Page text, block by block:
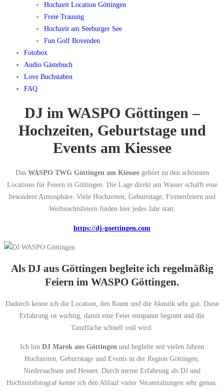
Hochzeit Location Göttingen
Freie Trauung
Hochzeit am Seeburger See
Fun Golf Bovenden
Fotobox
Audio Gästebuch
Love Buchstaben
FAQ
DJ im WASPO Göttingen –
Hochzeiten, Geburtstage und
Events am Kiessee
Das WASPO TWG Göttingen am Kiesseegehört zu den schönsten
Locations für Feiern in Göttingen. Die Lage direkt am Wasser schafft eine
besondere Atmosphäre. Viele Hochzeiten, Geburtstage, Firmenfeiern und
Weihnachtsfeiern finden hier jedes Jahr statt.
https://dj-goettingen.com
Als DJ aus Göttingen begleite ich regelmäßig
Feiern im WASPO Göttingen.
Dadurch kenne ich die Location, den Raum und die Akustik sehr gut. Diese
Erfahrung ist wichtig, damit eine Feier entspannt beginnt und die
Tanzfläche schnell voll wird.
Ich bin DJ Marek aus Göttingen und begleite seit vielen Jahren
Hochzeiten, Geburtstage und Events in der Region Göttingen,
Niedersachsen und Hessen. Durch meine Erfahrung als DJ und
Hochzeitsfotograf kenne ich den Ablauf vieler Veranstaltungen sehr genau.